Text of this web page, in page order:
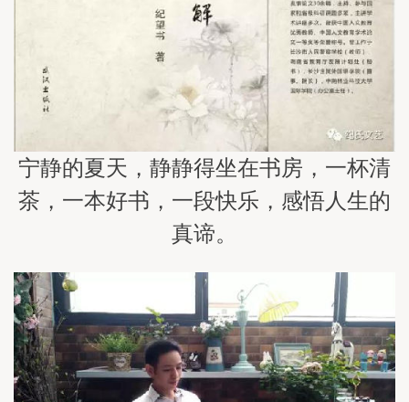
宁静的夏天，静静得坐在书房，一杯清
茶，一本好书，一段快乐，感悟人生的
真谛。